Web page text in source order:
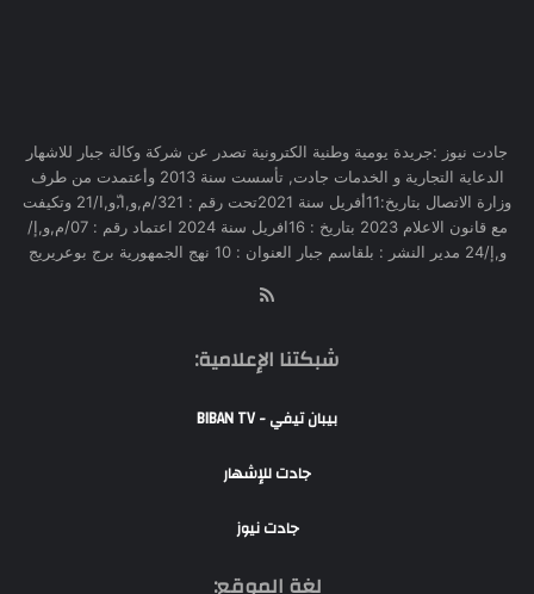
جادت نيوز :جريدة يومية وطنية الكترونية تصدر عن شركة وكالة جبار للاشهار
الدعاية التجارية و الخدمات جادت, تأسست سنة 2013 وأعتمدت من طرف
وزارة الاتصال بتاريخ:11أفريل سنة 2021تحت رقم : 321/م,و,ا,ّو,ا/21 وتكيفت
مع قانون الاعلام 2023 بتاريخ : 16افريل سنة 2024 اعتماد رقم : 07/م,و,إ/
و,إ/24 مدير النشر : بلقاسم جبار العنوان : 10 نهج الجمهورية برج بوعريريج
شبكتنا الإعلامية:
بيبان تيفي - BIBAN TV
جادت للإشهار
جادت نيوز
لغة الموقع: